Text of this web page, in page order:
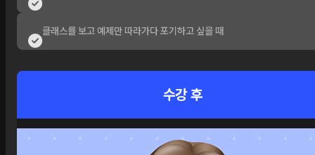
클래스를 보고 예제만 따라가다 포기하고 싶을 때
수강 후